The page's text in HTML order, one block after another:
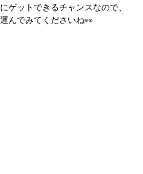
ゲットできるチャンスなので、
んでみてくださいね👀